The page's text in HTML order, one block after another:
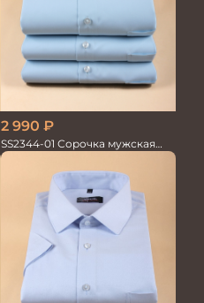
2 990 ₽
SS2344-01 Сорочка мужская
кор.рукав